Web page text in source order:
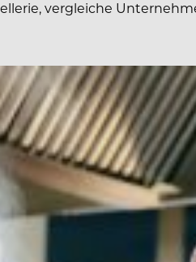
vergleiche